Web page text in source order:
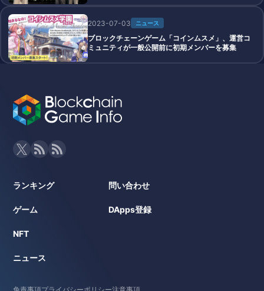
2023-07-03 ニュース
ブロックチェーンゲーム「コインムスメ」、運営コ
ミュニティが一般公開前に初期メンバーを募集
ランキング
ゲーム
NFT
ニュース
問い合わせ
DApps登録